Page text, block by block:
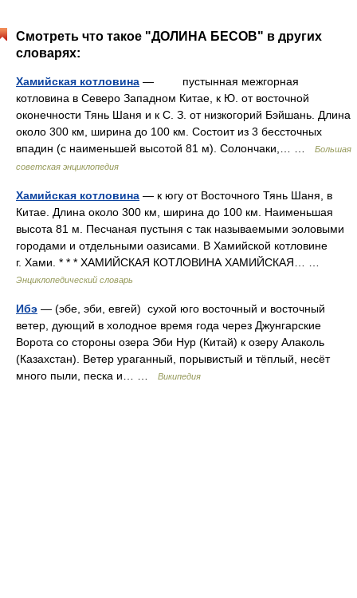
Смотреть что такое "ДОЛИНА БЕСОВ" в других
словарях:
Хамийская котловина — пустынная межгорная
котловина в Северо Западном Китае, к Ю. от восточной
оконечности Тянь Шаня и к С. З. от низкогорий Бэйшань. Длина
около 300 км, ширина до 100 км. Состоит из 3 бессточных
впадин (с наименьшей высотой 81 м). Солончаки,… …
Большая
советская энциклопедия
Хамийская котловина — к югу от Восточного Тянь Шаня, в
Китае. Длина около 300 км, ширина до 100 км. Наименьшая
высота 81 м. Песчаная пустыня с так называемыми эоловыми
городами и отдельными оазисами. В Хамийской котловине
г. Хами. * * * ХАМИЙСКАЯ КОТЛОВИНА ХАМИЙСКАЯ… …
Энциклопедический словарь
Ибэ — (эбе, эби, евгей) сухой юго восточный и восточный
ветер, дующий в холодное время года через Джунгарские
Ворота со стороны озера Эби Нур (Китай) к озеру Алаколь
(Казахстан). Ветер ураганный, порывистый и тёплый, несёт
много пыли, песка и… …
Википедия